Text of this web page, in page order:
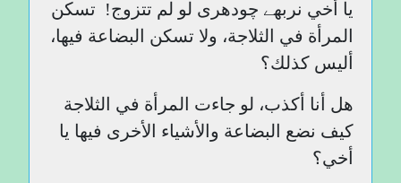
يا أخي نربھے چودھری لو لم تتزوج! تسكن
المرأة في الثلاجة، ولا تسكن البضاعة فيها،
أليس كذلك؟
هل أنا أكذب، لو جاءت المرأة في الثلاجة
كيف نضع البضاعة والأشياء الأخرى فيها يا
أخي؟